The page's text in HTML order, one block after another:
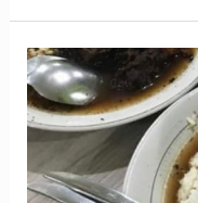
Kuliner
Banyuwangi
Kota:
Bik